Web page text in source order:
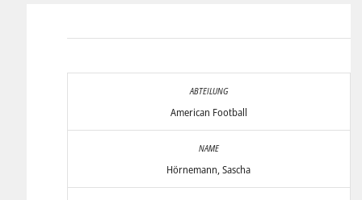
American Football
Hörnemann, Sascha